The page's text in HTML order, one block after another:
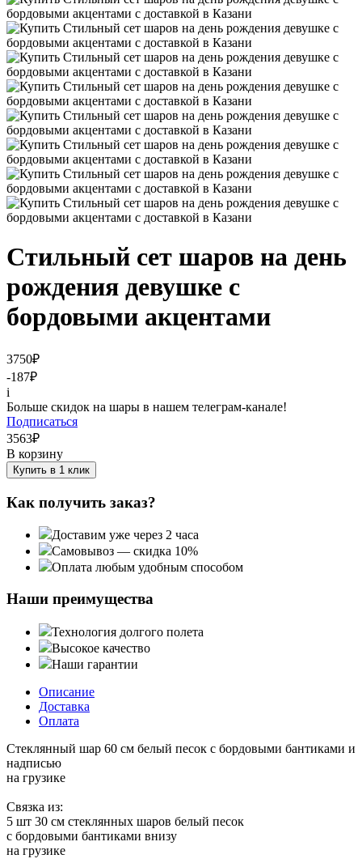
Стильный сет шаров на день
рождения девушке с
бордовыми акцентами
3750₽
-187₽
i
Больше скидок на шары в нашем телеграм-канале!
Подписаться
3563₽
В корзину
Купить в 1 клик
Как получить заказ?
Доставим уже через 2 часа
Самовывоз — скидка 10%
Оплата любым удобным способом
Наши преимущества
Технология долгого полета
Высокое качество
Наши гарантии
Описание
Доставка
Оплата
Стеклянный шар 60 см белый песок с бордовыми бантиками и
надписью
на грузике
Связка из:
5 шт 30 см стеклянных шаров белый песок
с бордовыми бантиками внизу
на грузике